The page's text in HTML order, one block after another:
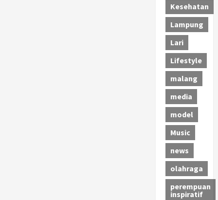
Kesehatan
Lampung
Lari
Lifestyle
malang
media
model
Music
news
olahraga
perempuan
inspiratif